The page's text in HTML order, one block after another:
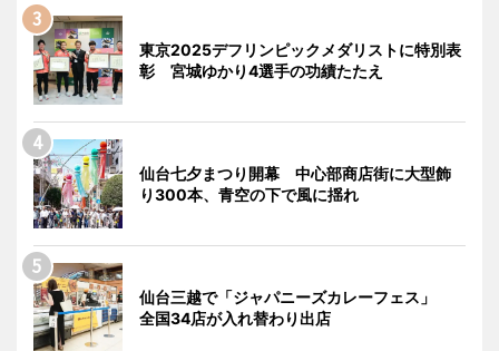
東京2025デフリンピックメダリストに特別表
彰 宮城ゆかり4選手の功績たたえ
仙台七夕まつり開幕 中心部商店街に大型飾
り300本、青空の下で風に揺れ
仙台三越で「ジャパニーズカレーフェス」
全国34店が入れ替わり出店